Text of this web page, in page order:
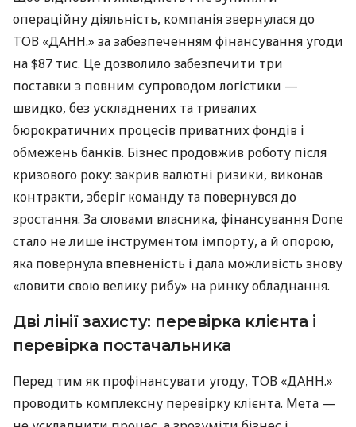
операційну діяльність, компанія звернулася до
ТОВ «ДАНН.» за забезпеченням фінансування угоди
на $87 тис. Це дозволило забезпечити три
поставки з повним супроводом логістики —
швидко, без ускладнених та тривалих
бюрократичних процесів приватних фондів і
обмежень банків. Бізнес продовжив роботу після
кризового року: закрив валютні ризики, виконав
контракти, зберіг команду та повернувся до
зростання. За словами власника, фінансування Done
стало не лише інструментом імпорту, а й опорою,
яка повернула впевненість і дала можливість знову
«ловити свою велику рибу» на ринку обладнання.
Дві лінії захисту: перевірка клієнта і
перевірка постачальника
Перед тим як профінансувати угоду, ТОВ «ДАНН.»
проводить комплексну перевірку клієнта. Мета —